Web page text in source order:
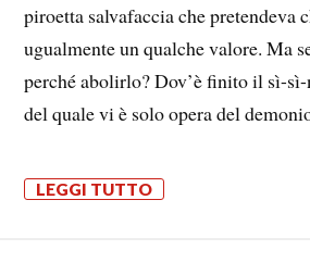
piroetta salvafaccia che pretendeva
ugualmente un qualche valore. Ma
perché abolirlo? Dov’è finito il sì-
del quale vi è solo opera del
LEGGI TUTTO